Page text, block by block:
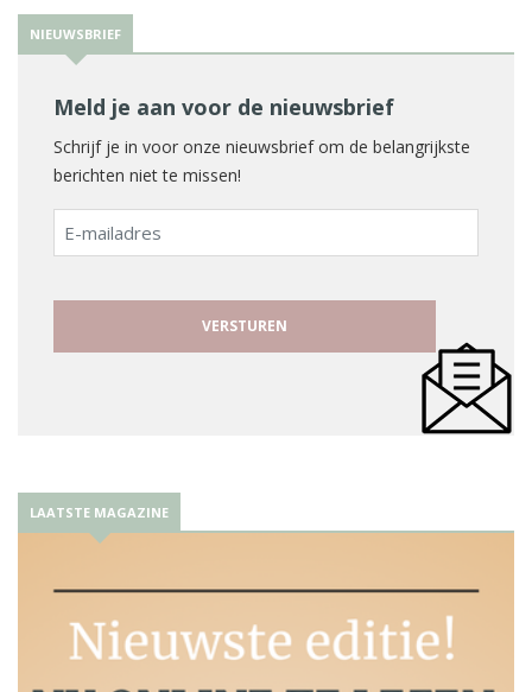
NIEUWSBRIEF
Meld je aan voor de nieuwsbrief
Schrijf je in voor onze nieuwsbrief om de belangrijkste
berichten niet te missen!
E-
mailadres
LAATSTE MAGAZINE